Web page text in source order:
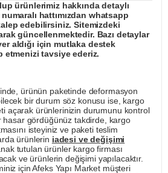
ürünlerimiz hakkında detaylı
hattımızdan whatsapp
edebilirsiniz. Sitemizdeki
güncellenmektedir. Bazı detaylar
aldığı için mutlaka destek
etmenizi tavsiye ederiz.
ürünün paketinde deformasyon
bir durum söz konusu ise, kargo
açarak ürünlerinizin durumunu kontrol
hasar gördüğünüz takdirde, kargo
isteyiniz ve paketi teslim
ürünlerin iadesi ve değişimi
tutulan ürünler kargo firması
ve ürünlerin değişimi yapılacaktır.
için Afeks Yapı Market müşteri